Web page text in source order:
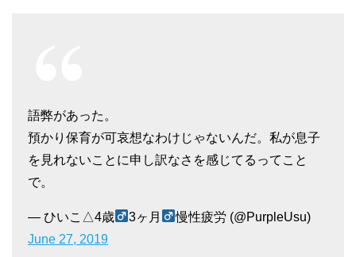
語弊があった。
預かり保育が可哀想なわけじゃないんだ。私が息子
を見れないことに申し訳なさを感じてるってこと
で。
— ひいこ△4歳 3ヶ月
慢性疲労 (@PurpleUsu)
June 27, 2019